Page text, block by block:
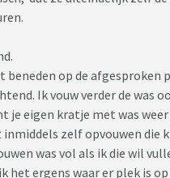
op de afgesproken
Ik vouw verder de was
je eigen kratje met was
zelf opvouwen die
was vol als ik die wil
het ergens waar er plek is